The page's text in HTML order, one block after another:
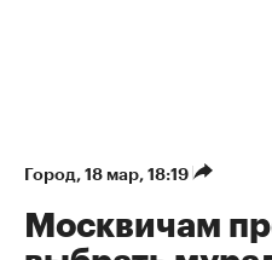
Город⁠, 18 мар, 18:19
Москвичам